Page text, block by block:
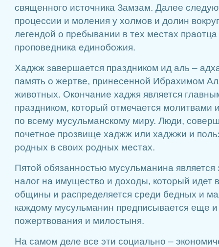
священного источника Замзам. Далее
процессии и моления у холмов и долин
легендой о пребывании в тех местах
проповедника единобожия.
Хаджж завершается праздником ид аль –
память о жертве, принесенной Ибрахимом
животных. Окончание хаджя является
праздником, который отмечается
по всему мусульманскому миру. Люди,
почетное прозвище хаджж или хаджжи и
родных в своих родных местах.
Пятой обязанностью мусульманина является
налог на имущество и доходы, который идет
общины и распределяется среди бедных и
каждому мусульманин предписывается еще
пожертвования и милостыня.
На самом деле все эти социально –